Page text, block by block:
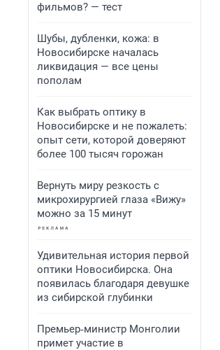
фильмов? — тест
Шубы, дубленки, кожа: в
Новосибирске началась
ликвидация — все цены
пополам
Как выбрать оптику в
Новосибирске и не пожалеть:
опыт сети, которой доверяют
более 100 тысяч горожан
Вернуть миру резкость с
микрохирургией глаза «Вижу»
можно за 15 минут
Удивительная история первой
оптики Новосибирска. Она
появилась благодаря девушке
из сибирской глубинки
Премьер‑министр Монголии
примет участие в